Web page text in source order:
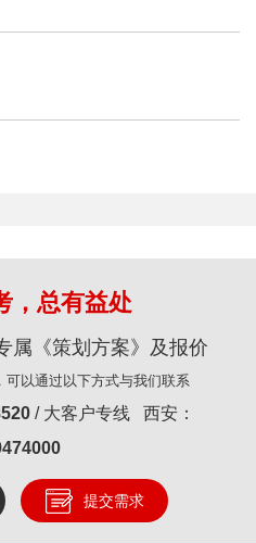
，总有益处
属《策划方案》及报价
可以通过以下方式与我们联系
/ 大客户专线 西安：
提交需求